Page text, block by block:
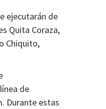
ejecutarán de
Quita Coraza,
Chiquito,
de
Durante estas